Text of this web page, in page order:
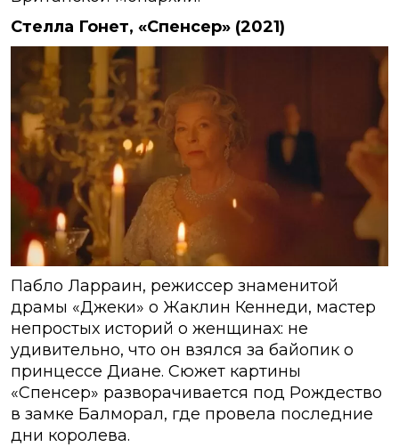
Стелла Гонет, «Спенсер» (2021)
Пабло Ларраин, режиссер знаменитой
драмы «Джеки» о Жаклин Кеннеди, мастер
непростых историй о женщинах: не
удивительно, что он взялся за байопик о
принцессе Диане. Сюжет картины
«Спенсер» разворачивается под Рождество
в замке Балморал, где провела последние
дни королева.